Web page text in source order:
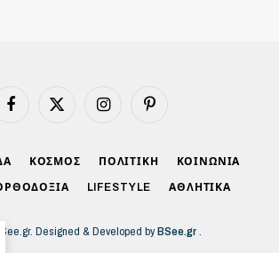
Facebook X
Instagram Pinterest
ΚΟΣΜΟΣ ΠΟΛΙΤΙΚΗ ΚΟΙΝΩΝΙΑ
LIFESTYLE ΑΘΛΗΤΙΚΑ
Designed & Developed byBSee.gr.